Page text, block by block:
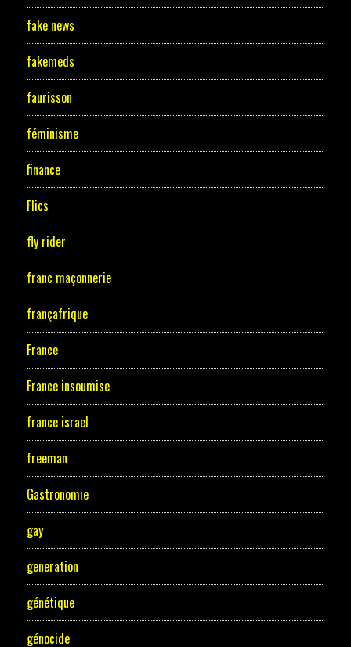
fake news
fakemeds
faurisson
féminisme
finance
Flics
fly rider
franc maçonnerie
françafrique
France
France insoumise
france israel
freeman
Gastronomie
gay
generation
génétique
génocide